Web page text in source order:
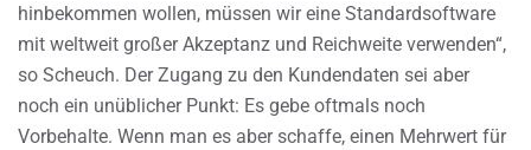
hinbekommen wollen, müssen wir eine Standardsoftware
mit weltweit großer Akzeptanz und Reichweite verwenden“,
so Scheuch. Der Zugang zu den Kundendaten sei aber
noch ein unüblicher Punkt: Es gebe oftmals noch
Vorbehalte. Wenn man es aber schaffe, einen Mehrwert für